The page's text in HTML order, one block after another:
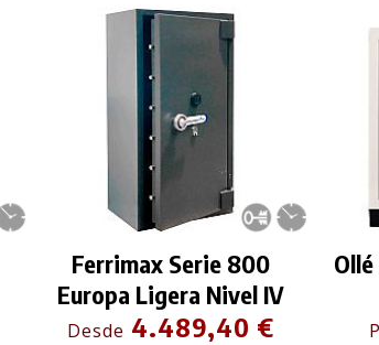
Ferrimax Serie 800
Europa Ligera Nivel IV
Desde 4.489,40 €